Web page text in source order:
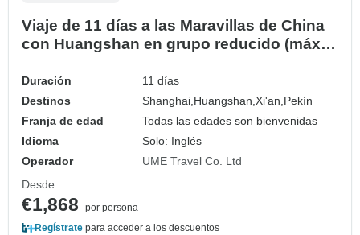
Viaje de 11 días a las Maravillas de China
con Huangshan en grupo reducido (máx.
Duración
11 días
Destinos
Shanghai,Huangshan,Xi'an,Pekín
Franja de edad
Todas las edades son bienvenidas
Idioma
Solo: Inglés
Operador
UME Travel Co. Ltd
Desde
€1,868
por persona
Regístrate para acceder a los descuentos